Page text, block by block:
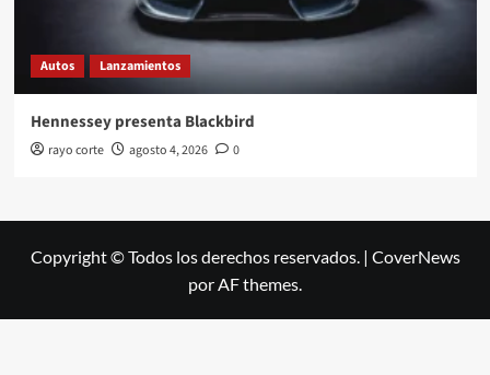
Autos Lanzamientos
Hennessey presenta Blackbird
rayo corte agosto 4, 2026 0
Copyright © Todos los derechos reservados. | CoverNews
por AF themes.